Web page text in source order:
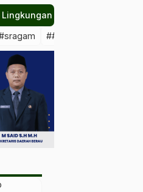
Lingkungan
##sawit #illegal